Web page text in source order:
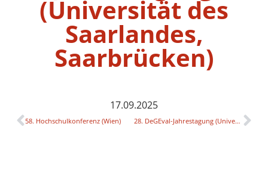
(Universität des
Saarlandes,
Saarbrücken)
17.09.2025
58. Hochschulkonferenz (Wien) 28. DeGEval-Jahrestagung (Universität des Saarlandes, Saarbrücken)